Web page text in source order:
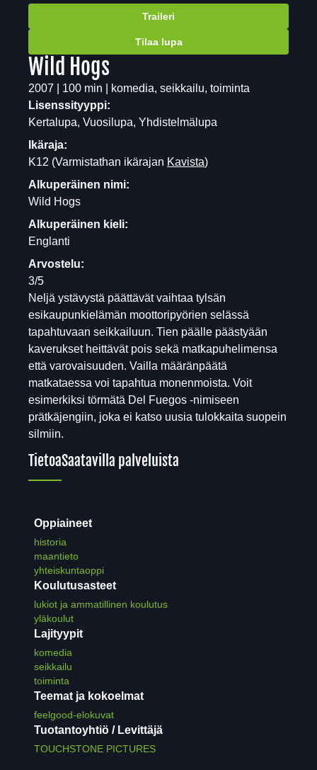
Traileri
Tilaa lupa
Wild Hogs
2007 | 100 min | komedia, seikkailu, toiminta
Lisenssityyppi:
Kertalupa, Vuosilupa, Yhdistelmälupa
Ikäraja:
K12 (Varmistathan ikärajan Kavista)
Alkuperäinen nimi:
Wild Hogs
Alkuperäinen kieli:
Englanti
Arvostelu:
3/5
Neljä ystävystä päättävät vaihtaa tylsän
esikaupunkielämän moottoripyörien selässä
tapahtuvaan seikkailuun. Tien päälle päästyään
kaverukset heittävät pois sekä matkapuhelimensa
että varovaisuuden. Vailla määränpäätä
matkataessa voi tapahtua monenmoista. Voit
esimerkiksi törmätä Del Fuegos -nimiseen
prätkäjengiin, joka ei katso uusia tulokkaita suopein
silmiin.
TietoaSaatavilla palveluista
Oppiaineet
historia
maantieto
yhteiskuntaoppi
Koulutusasteet
lukiot ja ammatillinen koulutus
yläkoulut
Lajityypit
komedia
seikkailu
toiminta
Teemat ja kokoelmat
feelgood-elokuvat
Tuotantoyhtiö / Levittäjä
TOUCHSTONE PICTURES